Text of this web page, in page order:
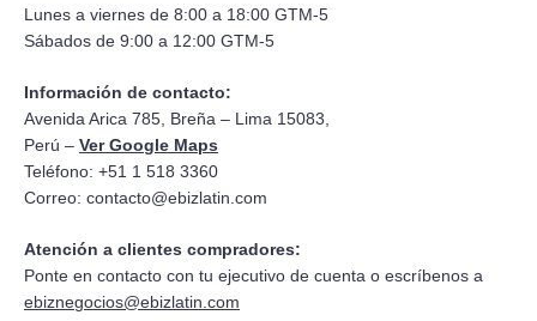
Lunes a viernes de 8:00 a 18:00 GTM-5
Sábados de 9:00 a 12:00 GTM-5
Información de contacto:
Avenida Arica 785, Breña – Lima 15083,
Perú – Ver Google Maps
Teléfono: +51 1 518 3360
Correo: contacto@ebizlatin.com
Atención a clientes compradores:
Ponte en contacto con tu ejecutivo de cuenta o escríbenos a
ebiznegocios@ebizlatin.com